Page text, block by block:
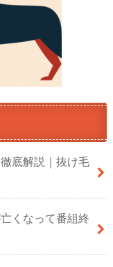
底解説｜抜け毛
くなって番組終